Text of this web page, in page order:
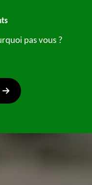
pas vous ?